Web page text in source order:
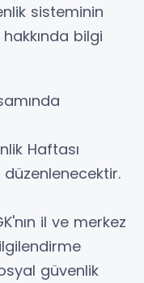
sisteminin
bilgi
Haftası
il ve merkez
güvenlik